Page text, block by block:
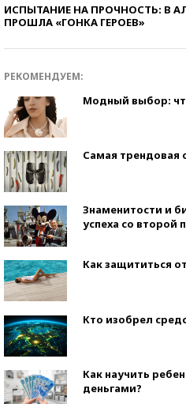
ИСПЫТАНИЕ НА ПРОЧНОСТЬ: В
ПРОШЛА «ГОНКА ГЕРОЕВ»
РЕКОМЕНДУЕМ:
Модный выбор:
Самая трендовая
Знаменитости и
успеха со второй
Как защититься
Кто изобрел
Как научить
деньгами?